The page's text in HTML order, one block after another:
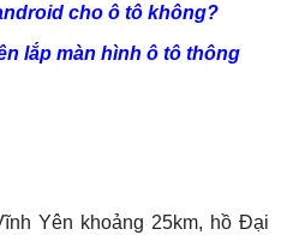
cho ô tô không?
lắp màn hình ô tô thông
Yên khoảng 25km, hồ Đại